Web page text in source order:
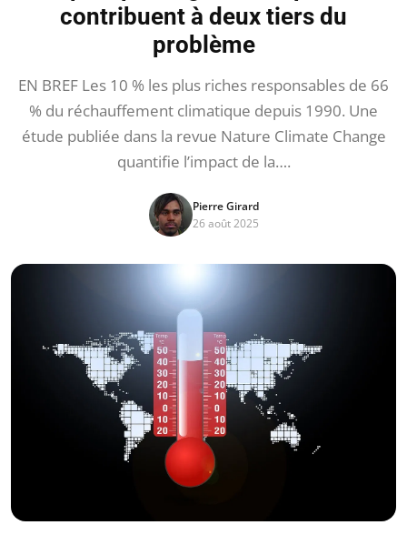
contribuent à deux tiers du
problème
EN BREF Les 10 % les plus riches responsables de 66
% du réchauffement climatique depuis 1990. Une
étude publiée dans la revue Nature Climate Change
quantifie l’impact de la….
Pierre Girard
26 août 2025